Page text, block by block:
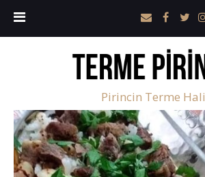
Pirincin Terme Hali